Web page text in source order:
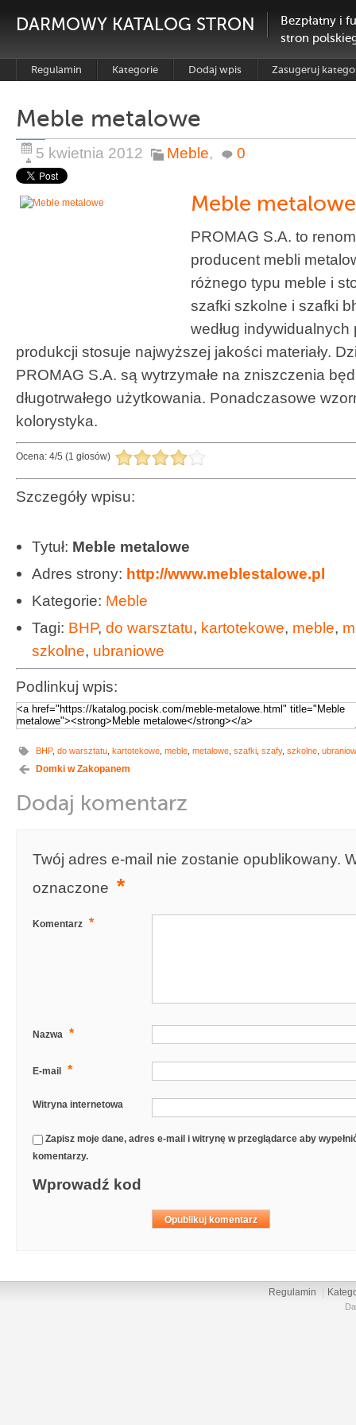
DARMOWY KATALOG STRON
Bezpłatny i
stron
Regulamin Kategorie Dodaj wpis Zasugeruj
Meble metalowe
5 kwietnia 2012 Meble, 0
Meble metalowe
PROMAG S.A. to
producent mebli
różnego typu meble i
szafki szkolne i szafki
według
produkcji stosuje najwyższej jakości materiały.
PROMAG S.A. są wytrzymałe na zniszczenia
długotrwałego użytkowania. Ponadczasowe
kolorystyka.
Ocena: 4/5 (1 głosów)
Szczegóły wpisu:
Tytuł: Meble metalowe
Adres strony: http://www.meblestalowe.pl
Kategorie: Meble
Tagi: BHP, do warsztatu, kartotekowe, meble,
szkolne, ubraniowe
Podlinkuj wpis:
BHP, do warsztatu kartotekowe meble metalowe szafki szafy, szkolne
Domki w Zakopanem
Dodaj komentarz
Twój adres e-mail nie zostanie opublikowany.
oznaczone *
Komentarz *
Nazwa *
E-mail *
Witryna internetowa
Zapisz moje dane, adres e-mail i witrynę w przeglądarce aby
komentarzy.
Wprowadź kod
Regulamin